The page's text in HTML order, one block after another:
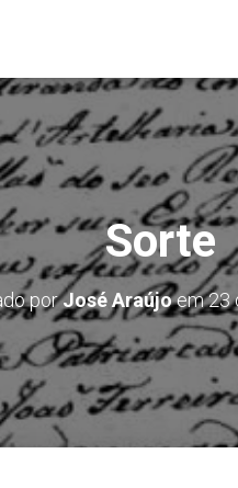
Sorte
porJosé Araújoem23